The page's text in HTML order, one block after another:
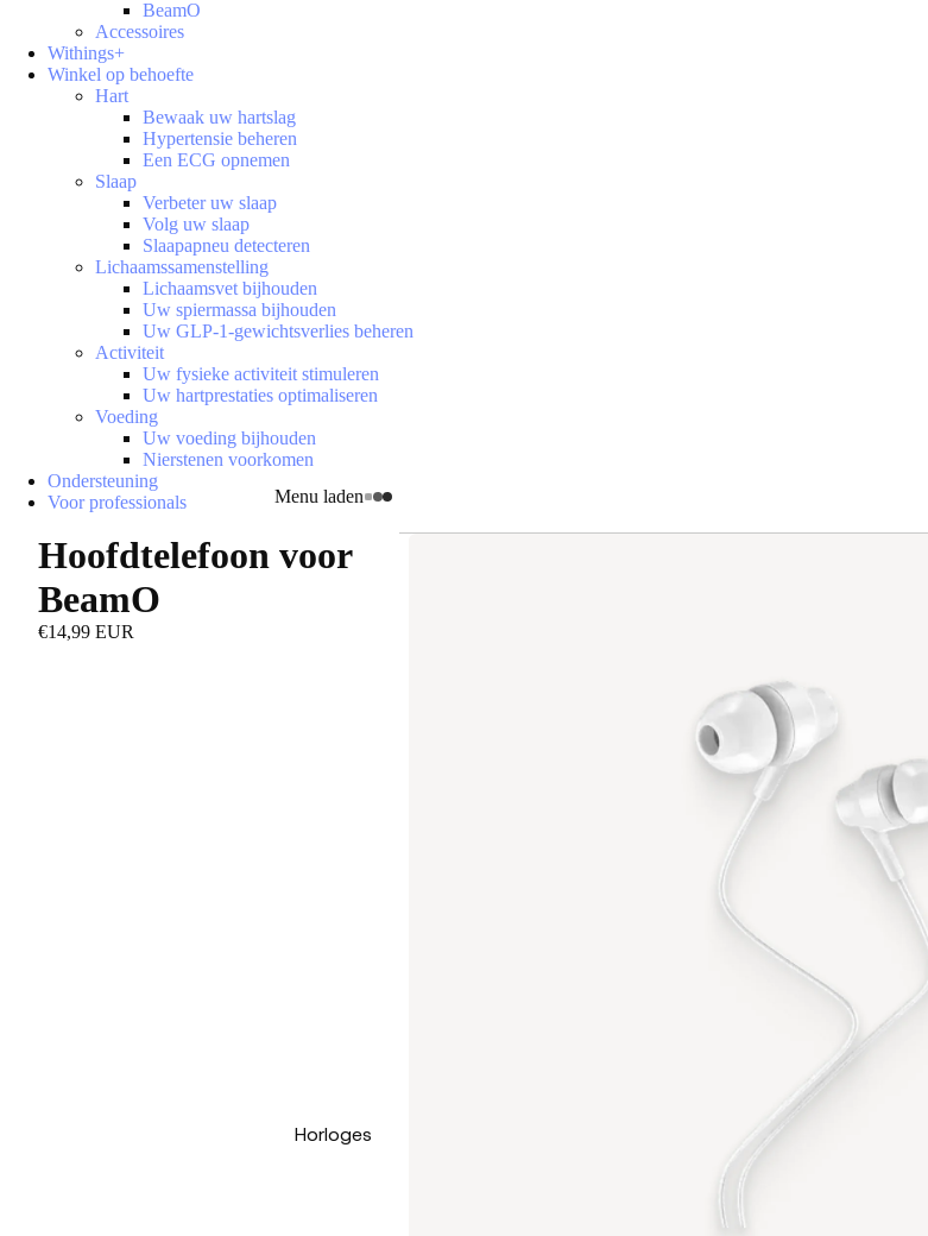
Menu laden
Horloges
BeamO
Accessoires
Withings+
Winkel op behoefte
Hart
Bewaak uw hartslag
Hypertensie beheren
Een ECG opnemen
Slaap
Verbeter uw slaap
Volg uw slaap
Slaapapneu detecteren
Lichaamssamenstelling
Lichaamsvet bijhouden
Uw spiermassa bijhouden
Uw GLP-1-gewichtsverlies beheren
Activiteit
Uw fysieke activiteit stimuleren
Uw hartprestaties optimaliseren
Voeding
Uw voeding bijhouden
Nierstenen voorkomen
Ondersteuning
Voor professionals
Hoofdtelefoon voor
BeamO
€14,99 EUR